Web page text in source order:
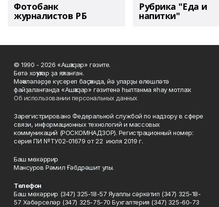
Фотобанк
журналистов РБ
Рубрика "Еда и
напитки"
© 1990 - 2026 «Ашҡаҙар» гәзите.
Бөтә хоҡуҡтар ҙа яҡланған.
Мәҡәләләрҙе күсереп баҫҡанда, йә уларҙы өлөшләтә
файҙаланғанда «Ашҡаҙар» гәзитенә һылтанма яһау мотлаҡ.
Об использовании персональных данных
Зарегистрировано Федеральной службой по надзору в сфере
связи, информационных технологий и массовых
коммуникаций (РОСКОМНАДЗОР). Регистрационный номер:
серия ПИ №ТУ02-01679 от 22 июля 2019 г.
Баш мөхәррир
Мансуров Рәмил Ғәбдрәшит улы.
Телефон
Баш мөхәррир (347) 325-18-57 Яуаплы сәркәтип (347) 325-18-
57 Хәбәрселәр (347) 325-75-70 Бухгалтерия (347) 325-60-73